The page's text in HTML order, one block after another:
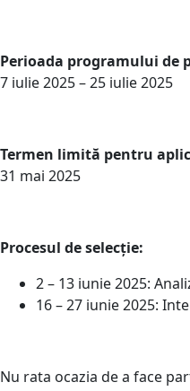
Perioada programului de
7 iulie 2025 – 25 iulie 2025
Termen limită pentru
31 mai 2025
Procesul de selecție:
2 – 13 iunie 2025:
16 – 27 iunie 2025:
Nu rata ocazia de a face